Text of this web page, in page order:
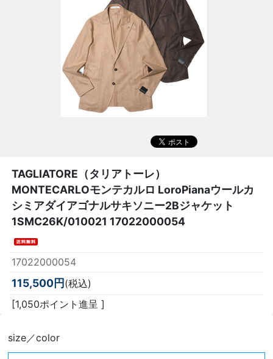
TAGLIATORE（タリアトーレ）
MONTECARLOモンテカルロ LoroPianaウールカ
シミアダイアゴナルサキソニー2Bジャケット
1SMC26K/010021 17022000054
17022000054
115,500円 (税込)
[1,050ポイント進呈 ]
size／color